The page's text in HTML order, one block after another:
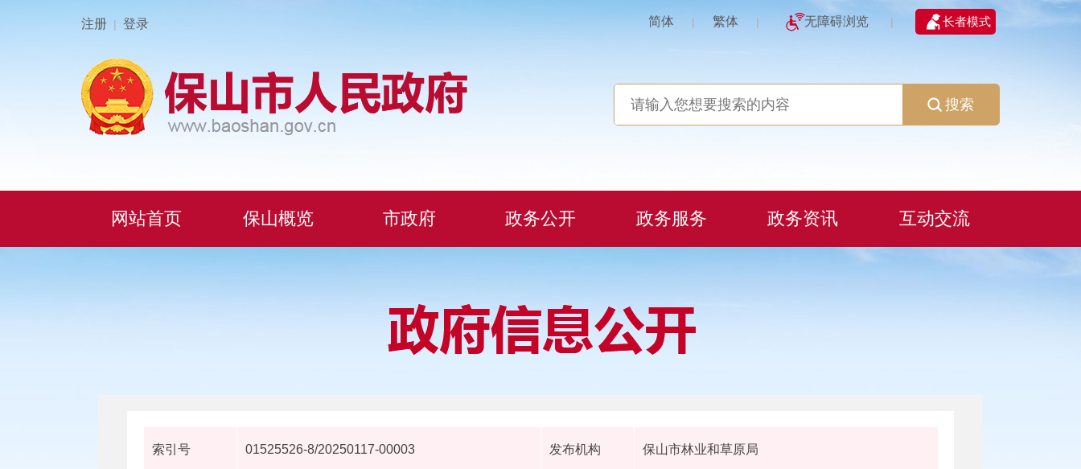
注册 | 登录 简体 | 繁体 | 无障碍浏览 | 长者模式
搜索
网站首页 保山概览 市政府 政务公开 政务服务 政务资讯 互动交流
索引号 01525526-8/20250117-00003 发布机构 保山市林业和草原局